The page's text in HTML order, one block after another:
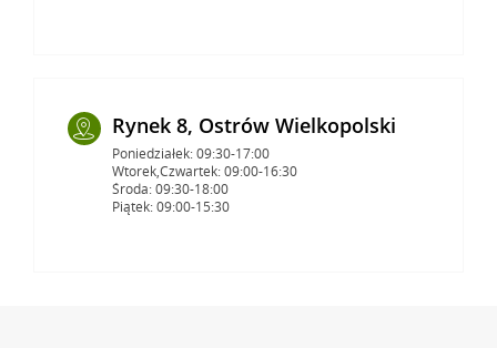
Rynek 8, Ostrów Wielkopolski
Poniedziałek: 09:30-17:00
Wtorek,Czwartek: 09:00-16:30
Środa: 09:30-18:00
Piątek: 09:00-15:30